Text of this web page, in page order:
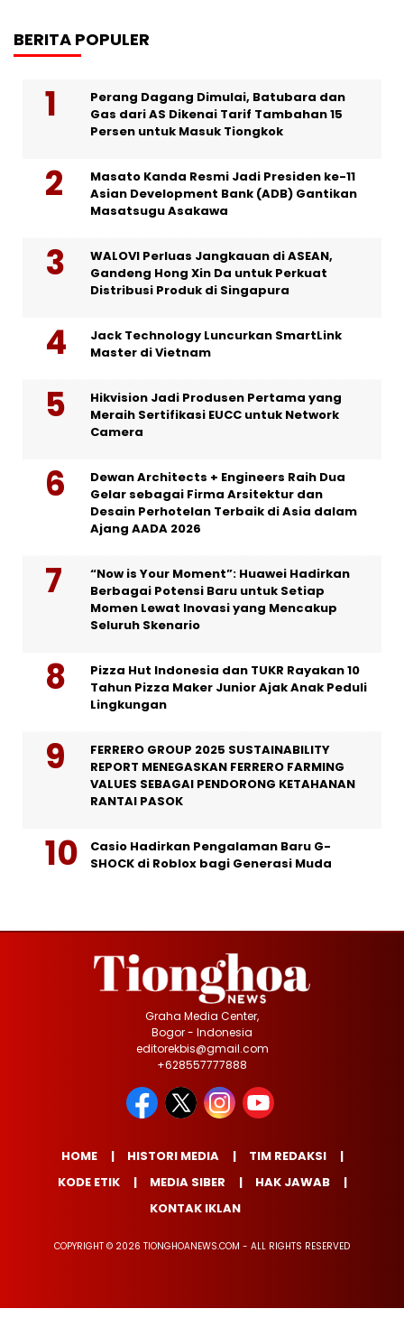
BERITA POPULER
Perang Dagang Dimulai, Batubara dan
Gas dari AS Dikenai Tarif Tambahan 15
Persen untuk Masuk Tiongkok
Masato Kanda Resmi Jadi Presiden ke-11
Asian Development Bank (ADB) Gantikan
Masatsugu Asakawa
WALOVI Perluas Jangkauan di ASEAN,
Gandeng Hong Xin Da untuk Perkuat
Distribusi Produk di Singapura
Jack Technology Luncurkan SmartLink
Master di Vietnam
Hikvision Jadi Produsen Pertama yang
Meraih Sertifikasi EUCC untuk Network
Camera
Dewan Architects + Engineers Raih Dua
Gelar sebagai Firma Arsitektur dan
Desain Perhotelan Terbaik di Asia dalam
Ajang AADA 2026
“Now is Your Moment”: Huawei Hadirkan
Berbagai Potensi Baru untuk Setiap
Momen Lewat Inovasi yang Mencakup
Seluruh Skenario
Pizza Hut Indonesia dan TUKR Rayakan 10
Tahun Pizza Maker Junior Ajak Anak Peduli
Lingkungan
FERRERO GROUP 2025 SUSTAINABILITY
REPORT MENEGASKAN FERRERO FARMING
VALUES SEBAGAI PENDORONG KETAHANAN
RANTAI PASOK
Casio Hadirkan Pengalaman Baru G-
SHOCK di Roblox bagi Generasi Muda
Graha Media Center,
Bogor - Indonesia
editorekbis@gmail.com
+628557777888
HOME HISTORI MEDIA
TIM REDAKSI
KODE ETIK
MEDIA SIBER
HAK JAWAB
KONTAK IKLAN
COPYRIGHT © 2026 TIONGHOANEWS.COM - ALL RIGHTS RESERVED